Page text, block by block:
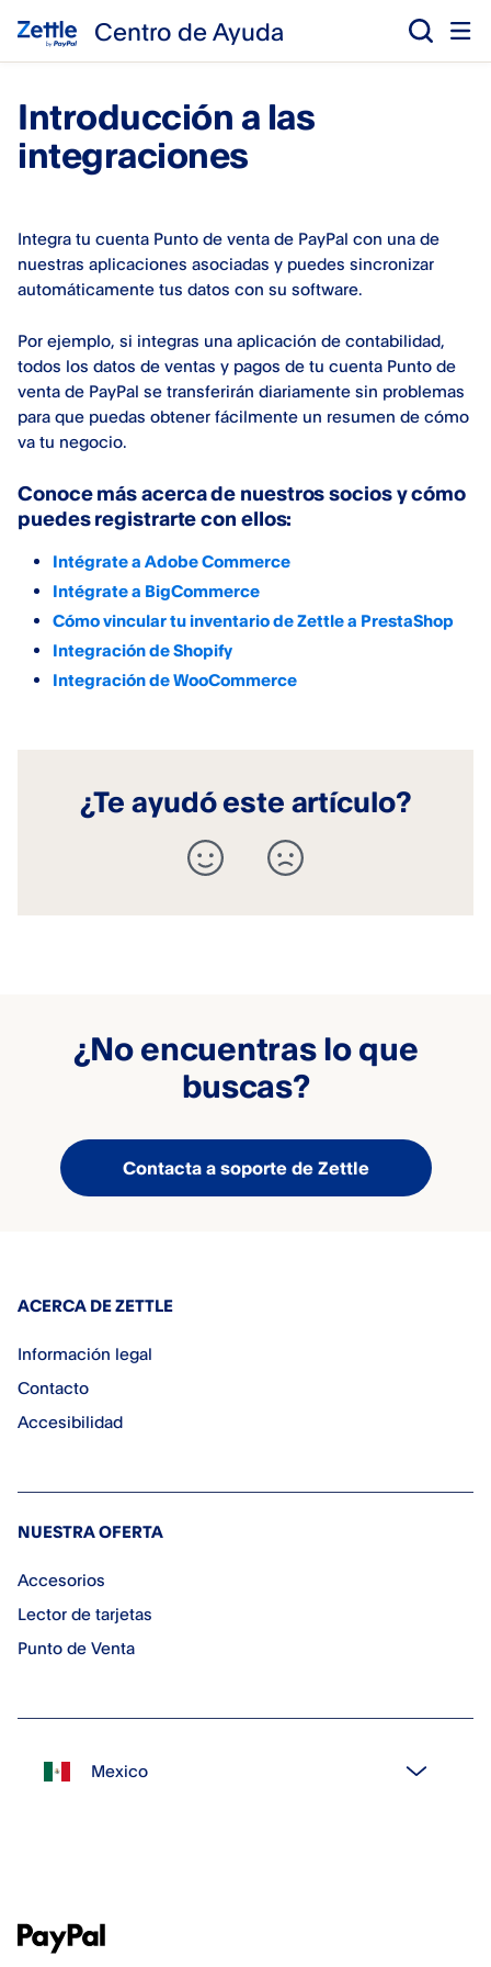
Centro de Ayuda
Introducción a las
integraciones
Integra tu cuenta Punto de venta de PayPal con una de
nuestras aplicaciones asociadas y puedes sincronizar
automáticamente tus datos con su software.
Por ejemplo, si integras una aplicación de contabilidad,
todos los datos de ventas y pagos de tu cuenta Punto de
venta de PayPal se transferirán diariamente sin problemas
para que puedas obtener fácilmente un resumen de cómo
va tu negocio.
Conoce más acerca de nuestros socios y cómo
puedes registrarte con ellos:
Intégrate a Adobe Commerce
Intégrate a BigCommerce
Cómo vincular tu inventario de Zettle a PrestaShop
Integración de Shopify
Integración de WooCommerce
¿Te ayudó este artículo?
¿No encuentras lo que
buscas?
Contacta a soporte de Zettle
ACERCA DE ZETTLE
Información legal
Contacto
Accesibilidad
NUESTRA OFERTA
Accesorios
Lector de tarjetas
Punto de Venta